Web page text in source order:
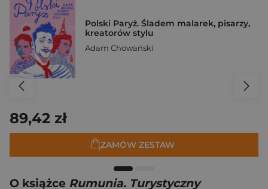
Polski Paryż. Śladem malarek, pisarzy,
kreatorów stylu
Adam Chowański
89,42 zł
ZAMÓW ZESTAW
O książce Rumunia. Turystyczny